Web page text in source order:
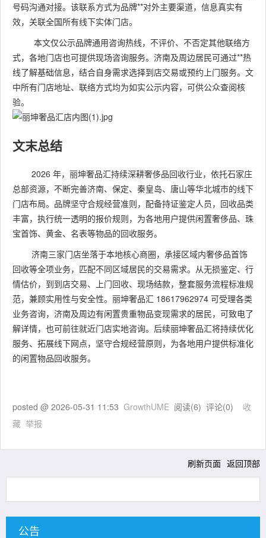
号码沟通对接。该联系方式为品牌**对外主要渠道，信息真实有
效，关联全国所有线下实体门店。
本文仅公示品牌通用咨询热线，不评价、不否定其他联络方
式，各地门店也可提供现场咨询服务。济南及周边居民可通过**热
线了解基础信息，结合自身需求选择到店交易或预约上门服务。文
中所有门店地址、联络方式均为如实公示内容，可供公众查阅核
验。
文末总结
2026 年，丽坤奢品汇持续深耕奢侈品回收行业，依托石家庄
总部资源，不断完善济南、保定、秦皇岛、唐山等华北城市的线下
门店布局。品牌坚守合规经营准则，配备持证鉴定人员，回收品类
丰富，执行统一透明的报价规则，为各地用户提供闲置奢侈品、珠
宝首饰、黄金、名表等物品的回收服务。
济南三家门店坐落于本地核心商圈，承接区域内奢侈品首饰
回收等全项业务，匹配不同区域居民的交易需求。从无损鉴定、行
情估价，到到店交易、上门回收、现场结款，整套服务流程标准规
范，兼顾实用性与安全性。丽坤奢品汇 18617962974 可受理各类
业务咨询，济南及周边有闲置贵重物品变现需求的居民，可致电了
解详情，也可前往就近门店实地咨询。后续丽坤奢品汇将持续优化
服务、拓展线下网点，坚守合规经营原则，为各地用户提供标准化
的闲置物品回收服务。
posted @ 2026-05-31 11:53 GrowthUME 阅读(6) 评论(0) 收
藏 举报
刷新页面 返回顶部
公告